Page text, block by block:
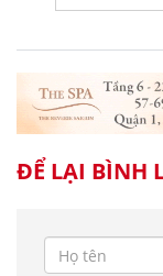
ĐỂ LẠI BÌNH